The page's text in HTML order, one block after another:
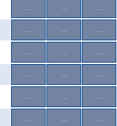
... ...
...
... ...
...
... ...
...
... ...
...
... ...
...
... ...
...